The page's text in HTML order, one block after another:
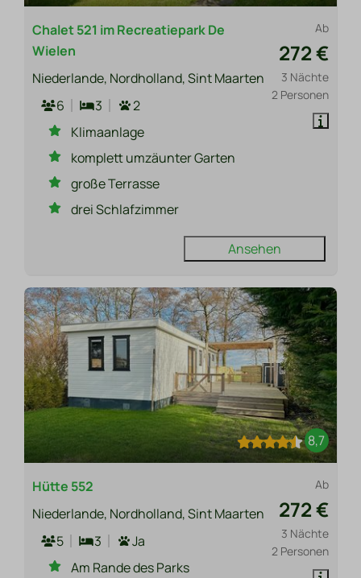
Ab
272 €
3 Nächte
2 Personen
Chalet 521 im Recreatiepark De
Wielen
Niederlande, Nordholland, Sint Maarten
6
3
2
Klimaanlage
komplett umzäunter Garten
große Terrasse
drei Schlafzimmer
Ansehen
8,7
Ab
272 €
3 Nächte
2 Personen
Hütte 552
Niederlande, Nordholland, Sint Maarten
5
3
Ja
Am Rande des Parks